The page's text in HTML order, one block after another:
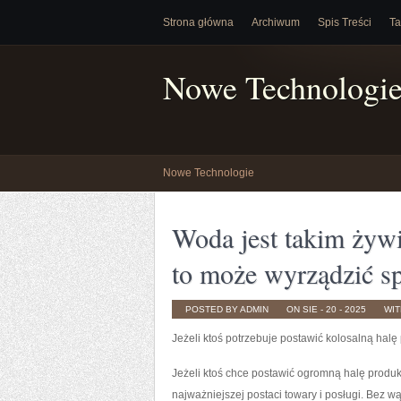
Strona główna Archiwum Spis Treści
Nowe
Nowe Technologie
Woda jest takim
to może wyrządzić
POSTED BY ADMIN ON SIE - 20 - 2025
Jeżeli ktoś potrzebuje postawić kolosalną halę
Jeżeli ktoś chce postawić ogromną halę
najważniejszej postaci towary i posługi. Bez